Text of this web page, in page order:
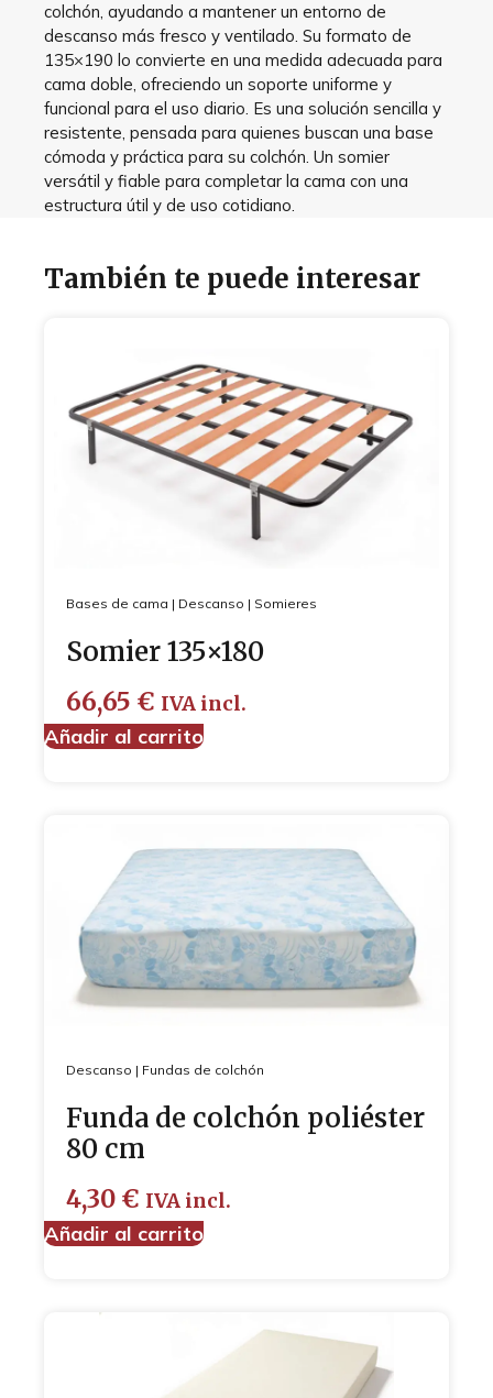
colchón, ayudando a mantener un entorno de
descanso más fresco y ventilado. Su formato de
135×190 lo convierte en una medida adecuada para
cama doble, ofreciendo un soporte uniforme y
funcional para el uso diario. Es una solución sencilla y
resistente, pensada para quienes buscan una base
cómoda y práctica para su colchón. Un somier
versátil y fiable para completar la cama con una
estructura útil y de uso cotidiano.
También te puede interesar
Bases de cama | Descanso | Somieres
Somier 135×180
66,65 € IVA incl.
Añadir al carrito
Descanso | Fundas de colchón
Funda de colchón poliéster
80 cm
4,30 € IVA incl.
Añadir al carrito